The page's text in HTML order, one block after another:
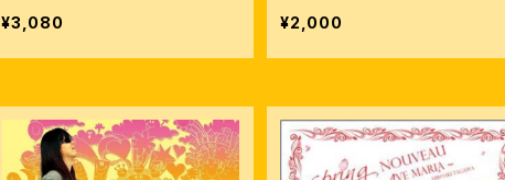
¥3,080
¥2,000